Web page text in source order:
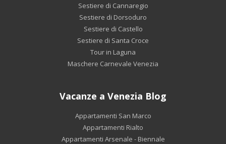
Sestiere di Cannaregio
Sestiere di Dorsoduro
Sestiere di Castello
Sestiere di Santa Croce
Tour in Laguna
Maschere Carnevale Venezia
Vacanze a Venezia Blog
Appartamenti San Marco
Appartamenti Rialto
Appartamenti Arsenale - Biennale